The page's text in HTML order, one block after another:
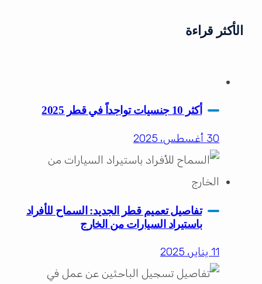
الأكثر قراءة
أكثر 10 جنسيات تواجداً في قطر 2025
30 أغسطس، 2025
تفاصيل تعميم قطر الجديد: السماح للأفراد
باستيراد السيارات من الخارج
11 يناير، 2025